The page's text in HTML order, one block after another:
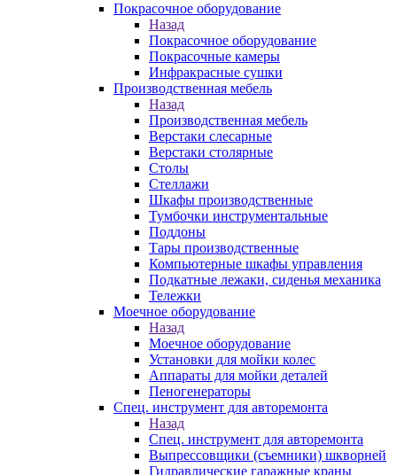
Покрасочное оборудование
Назад
Покрасочное оборудование
Покрасочные камеры
Инфракрасные сушки
Производственная мебель
Назад
Производственная мебель
Верстаки слесарные
Верстаки столярные
Столы
Стеллажи
Шкафы производственные
Тумбочки инструментальные
Поддоны
Тары производственные
Компьютерные шкафы управления
Подкатные лежаки, сиденья механика
Тележки
Моечное оборудование
Назад
Моечное оборудование
Установки для мойки колес
Аппараты для мойки деталей
Пеногенераторы
Спец. инструмент для авторемонта
Назад
Спец. инструмент для авторемонта
Выпрессовщики (съемники) шкворней
Гидравлические гаражные краны